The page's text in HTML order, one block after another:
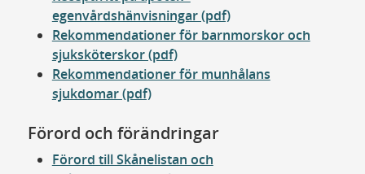
egenvårdshänvisningar (pdf)
Rekommendationer för barnmorskor och
sjuksköterskor (pdf)
Rekommendationer för munhålans
sjukdomar (pdf)
Förord och förändringar
Förord till Skånelistan och